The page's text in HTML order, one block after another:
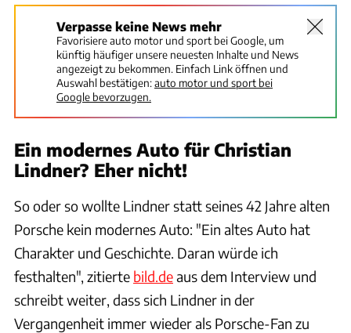
Verpasse keine News mehr
Favorisiere auto motor und sport bei Google, um
künftig häufiger unsere neuesten Inhalte und News
angezeigt zu bekommen. Einfach Link öffnen und
Auswahl bestätigen:auto motor und sport bei
Google bevorzugen.
Ein modernes Auto für Christian
Lindner? Eher nicht!
So oder so wollte Lindner statt seines 42 Jahre alten
Porsche kein modernes Auto: "Ein altes Auto hat
Charakter und Geschichte. Daran würde ich
festhalten", zitierte bild.deaus dem Interview und
schreibt weiter, dass sich Lindner in der
Vergangenheit immer wieder als Porsche-Fan zu